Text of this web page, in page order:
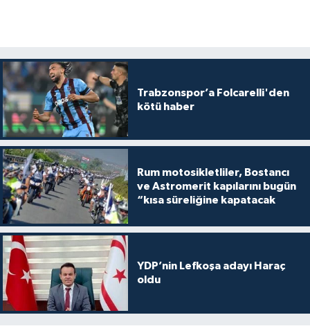
Trabzonspor’a Folcarelli'den
kötü haber
Rum motosikletliler, Bostancı
ve Astromerit kapılarını bugün
“kısa süreliğine kapatacak
YDP’nin Lefkoşa adayı Haraç
oldu